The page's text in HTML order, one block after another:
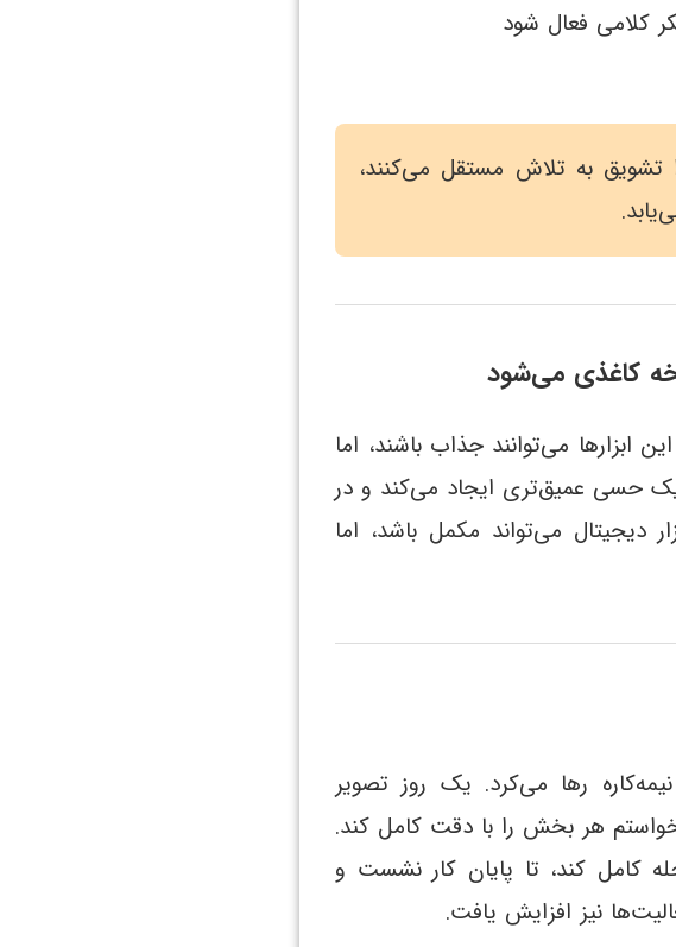
کلامی فعال شود
تشویق به تلاش مستقل می‌کنند،
کاغذی می‌شود
ابزارها می‌توانند جذاب باشند، اما
حسی عمیق‌تری ایجاد می‌کند و در
می‌تواند مکمل باشد، اما
رها می‌کرد. یک روز تصویر
هر بخش را با دقت کامل کند.
کامل کند، تا پایان کار نشست و
نیز افزایش یافت.